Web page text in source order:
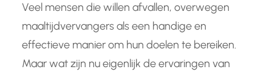
Veel mensen die willen afvallen, overwegen
maaltijdvervangers als een handige en
effectieve manier om hun doelen te bereiken.
Maar wat zijn nu eigenlijk de ervaringen van